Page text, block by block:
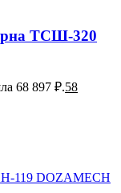
ТСШ-320
68 897 ₽.58